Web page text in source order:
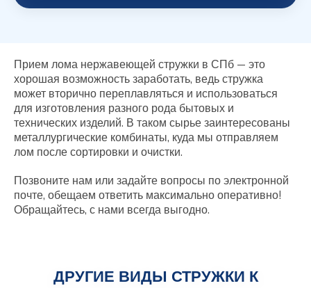
Прием лома нержавеющей стружки в СПб — это
хорошая возможность заработать, ведь стружка
может вторично переплавляться и использоваться
для изготовления разного рода бытовых и
технических изделий. В таком сырье заинтересованы
металлургические комбинаты, куда мы отправляем
лом после сортировки и очистки.
Позвоните нам или задайте вопросы по электронной
почте, обещаем ответить максимально оперативно!
Обращайтесь, с нами всегда выгодно.
ДРУГИЕ ВИДЫ СТРУЖКИ К